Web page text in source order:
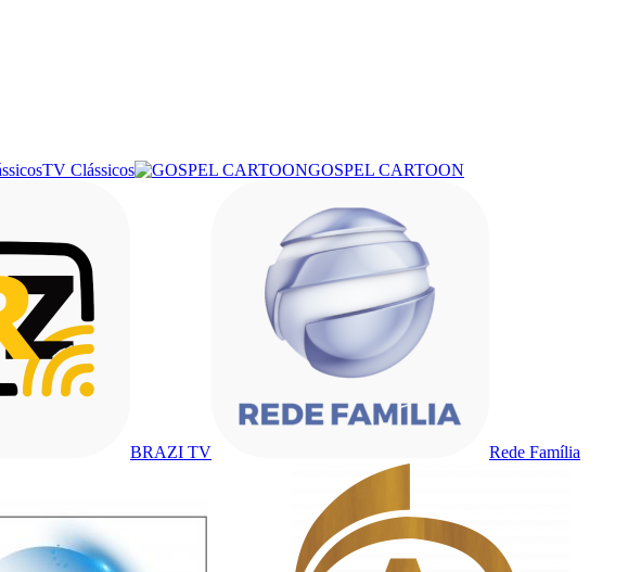
TV Clássicos GOSPEL CARTOON
BRAZI TV Rede Família